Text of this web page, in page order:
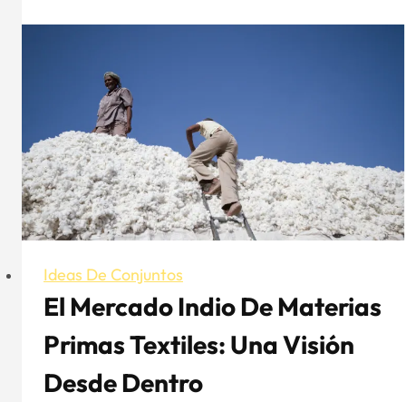
camisetas:
las
diferencias
entre
polos
y
camisetas?
Ideas De Conjuntos
El Mercado Indio De Materias
Primas Textiles: Una Visión
Desde Dentro